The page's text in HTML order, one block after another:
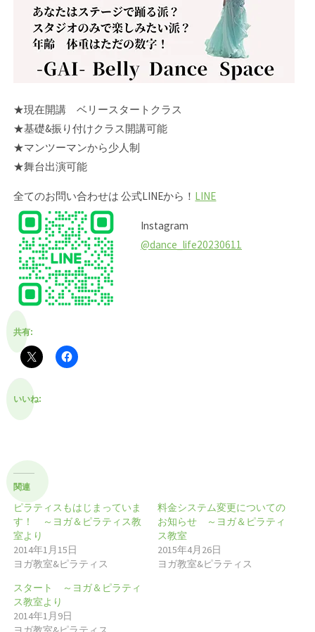
★現在開講 ベリースタートクラス
★基礎&振り付けクラス開講可能
★マンツーマンから少人制
★舞台出演可能
全てのお問い合わせは 公式LINEから！ LINE
Instagram
@dance_life20230611
共有:
いいね:
関連
ピラティスもはじまっていま
す！ ～ヨガ＆ピラティス教
室より
2014年1月15日
ヨガ教室&ピラティス
料金システム変更についての
お知らせ ～ヨガ＆ピラティ
ス教室
2015年4月26日
ヨガ教室&ピラティス
スタート ～ヨガ＆ピラティ
ス教室より
2014年1月9日